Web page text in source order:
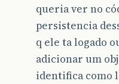
queria ver no
persistencia
q ele ta logado
adicionar um
identifica como